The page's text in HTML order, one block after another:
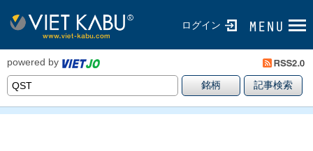
ログイン
powered by